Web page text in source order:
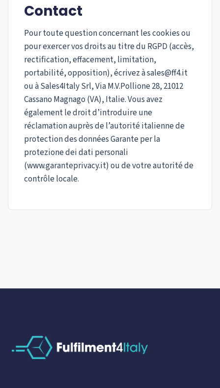
Contact
Pour toute question concernant les cookies ou
pour exercer vos droits au titre du RGPD (accès,
rectification, effacement, limitation,
portabilité, opposition), écrivez à sales@ff4.it
ou à Sales4Italy Srl, Via M.V.Pollione 28, 21012
Cassano Magnago (VA), Italie. Vous avez
également le droit d’introduire une
réclamation auprès de l’autorité italienne de
protection des données Garante per la
protezione dei dati personali
(www.garanteprivacy.it) ou de votre autorité de
contrôle locale.